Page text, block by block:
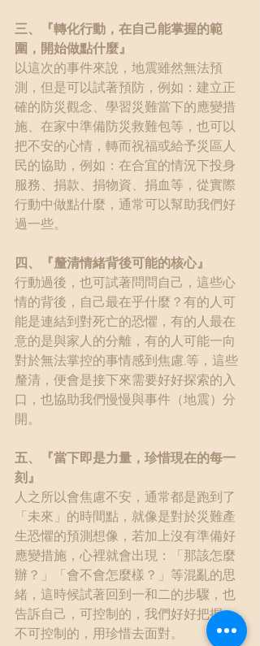
三、『轉化行動，在自己能掌握的範
圍，開始做點什麼』
以這次的事件來說，地震雖然無法預
測，但是可以試著預防，例如：建立正
確的防災觀念、學習災難當下的應變措
施、在家中準備防災救難包等，也可以
把不安的心情，轉而祝福或給予災區人
民的協助，例如：在合宜的情況下投身
服務、捐款、捐物資、捐血等，從實際
行動中做點什麼，通常可以幫助我們好
過一些。
四、『釐清情緒背後可能的核心』
行動過後，也可試著問問自己，這些心
情的背後，自己最在乎什麼？有的人可
能是連結到對死亡的恐懼，有的人最在
意的是與家人的分離，有的人可能一向
對於無法掌控的事情感到焦慮...等，這些
釐清，便會是接下來需要好好探索的入
口，也協助我們慢慢與事件（地震）分
開。
五、『當下即是力量，珍惜現在的每一
刻』
人之所以會焦慮不安，通常都是跑到了
「未來」的時間點，就像是對於災難產
生恐懼的預測想像，若加上沒有準備好
應變措施，心裡就會出現：「那該怎麼
辦？」「會不會怎麼樣？」等混亂的思
緒，這時候試著回到一和二的步驟，也
告訴自己，可控制的，我們好好把握，
不可控制的，用珍惜去面對。